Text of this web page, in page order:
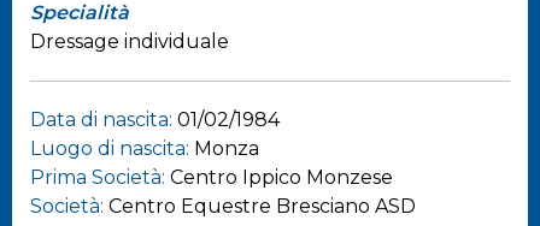
Specialità
Dressage individuale
Data di nascita: 01/02/1984
Luogo di nascita: Monza
Prima Società: Centro Ippico Monzese
Società: Centro Equestre Bresciano ASD